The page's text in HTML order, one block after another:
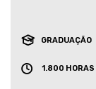
GRADUAÇÃO
1.800 HORAS